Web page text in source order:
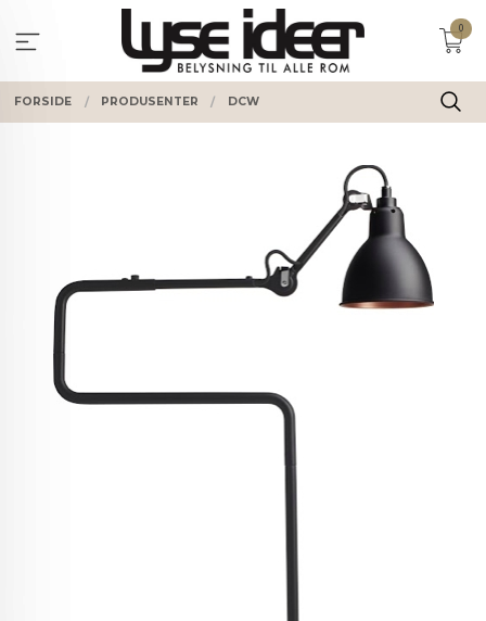
innholdet
0
FORSIDE PRODUSENTER DCW